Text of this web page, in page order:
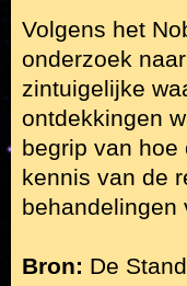
Volgens het
onderzoek
zintuigelijke
ontdekkingen
begrip van
kennis van de
behandelingen
Bron: De